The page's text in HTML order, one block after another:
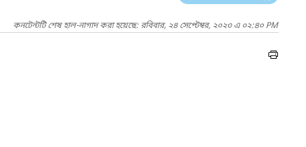
কনটেন্টটি শেষ হাল-নাগাদ করা হয়েছে: রবিবার, ২৪ সেপ্টেম্বর, ২০২৩ এ ০২:৪০ PM